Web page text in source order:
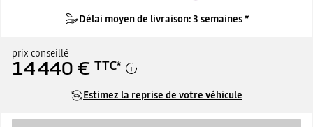
Délai moyen de livraison: 3 semaines *
prix conseillé
14 440 € TTC*
Estimez la reprise de votre véhicule